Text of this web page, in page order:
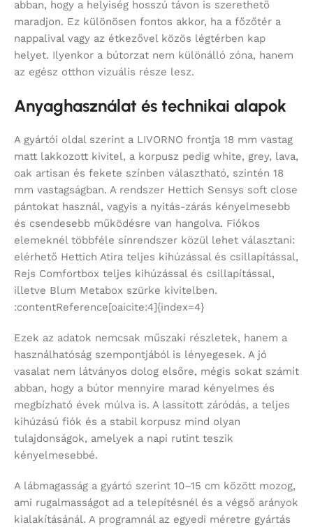
abban, hogy a helyiség hosszú távon is szerethető
maradjon. Ez különösen fontos akkor, ha a főzőtér a
nappalival vagy az étkezővel közös légtérben kap
helyet. Ilyenkor a bútorzat nem különálló zóna, hanem
az egész otthon vizuális része lesz.
Anyaghasználat és technikai alapok
A gyártói oldal szerint a LIVORNO frontja 18 mm vastag
matt lakkozott kivitel, a korpusz pedig white, grey, lava,
oak artisan és fekete színben választható, szintén 18
mm vastagságban. A rendszer Hettich Sensys soft close
pántokat használ, vagyis a nyitás-zárás kényelmesebb
és csendesebb működésre van hangolva. Fiókos
elemeknél többféle sínrendszer közül lehet választani:
elérhető Hettich Atira teljes kihúzással és csillapítással,
Rejs Comfortbox teljes kihúzással és csillapítással,
illetve Blum Metabox szürke kivitelben.
:contentReference[oaicite:4]{index=4}
Ezek az adatok nemcsak műszaki részletek, hanem a
használhatóság szempontjából is lényegesek. A jó
vasalat nem látványos dolog elsőre, mégis sokat számít
abban, hogy a bútor mennyire marad kényelmes és
megbízható évek múlva is. A lassított záródás, a teljes
kihúzású fiók és a stabil korpusz mind olyan
tulajdonságok, amelyek a napi rutint teszik
kényelmesebbé.
A lábmagasság a gyártó szerint 10–15 cm között mozog,
ami rugalmasságot ad a telepítésnél és a végső arányok
kialakításánál. A programnál az egyedi méretre gyártás